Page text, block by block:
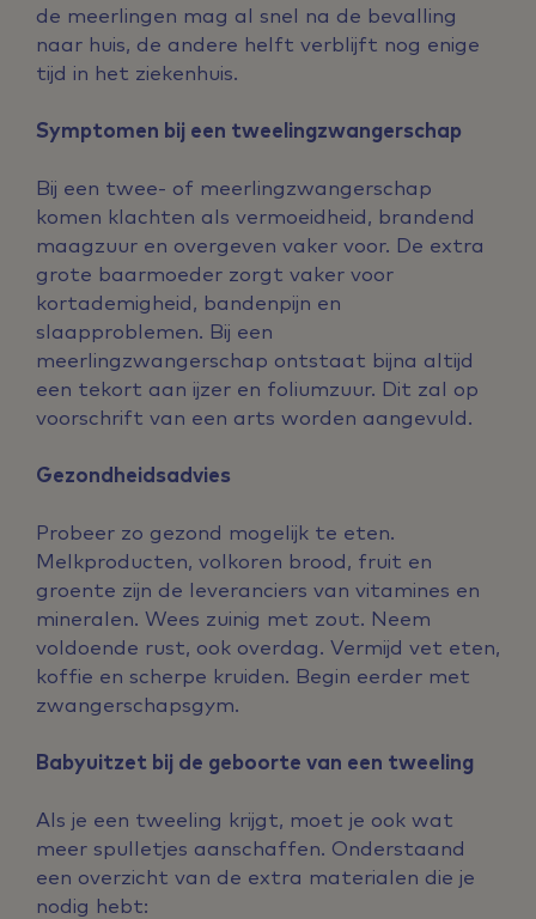
de meerlingen mag al snel na de bevalling
naar huis, de andere helft verblijft nog enige
tijd in het ziekenhuis.
Symptomen bij een tweelingzwangerschap
Bij een twee- of meerlingzwangerschap
komen klachten als vermoeidheid, brandend
maagzuur en overgeven vaker voor. De extra
grote baarmoeder zorgt vaker voor
kortademigheid, bandenpijn en
slaapproblemen. Bij een
meerlingzwangerschap ontstaat bijna altijd
een tekort aan ijzer en foliumzuur. Dit zal op
voorschrift van een arts worden aangevuld.
Gezondheidsadvies
Probeer zo gezond mogelijk te eten.
Melkproducten, volkoren brood, fruit en
groente zijn de leveranciers van vitamines en
mineralen. Wees zuinig met zout. Neem
voldoende rust, ook overdag. Vermijd vet eten,
koffie en scherpe kruiden. Begin eerder met
zwangerschapsgym.
Babyuitzet bij de geboorte van een tweeling
Als je een tweeling krijgt, moet je ook wat
meer spulletjes aanschaffen. Onderstaand
een overzicht van de extra materialen die je
nodig hebt: